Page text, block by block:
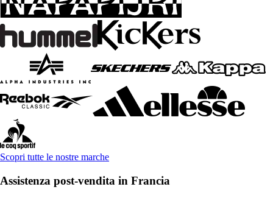
Scopri tutte le nostre marche
Assistenza post-vendita in Francia